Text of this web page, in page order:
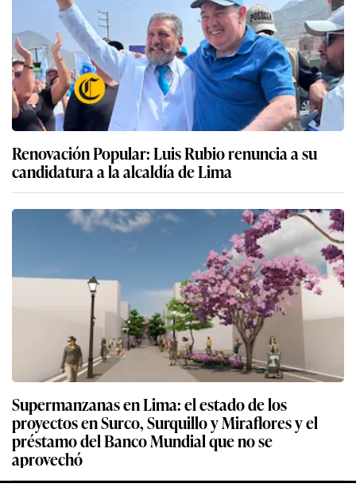
Renovación Popular: Luis Rubio renuncia a su
candidatura a la alcaldía de Lima
Supermanzanas en Lima: el estado de los
proyectos en Surco, Surquillo y Miraflores y el
préstamo del Banco Mundial que no se
aprovechó